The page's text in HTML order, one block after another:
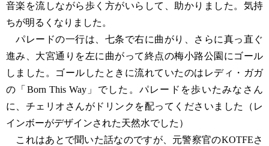
音楽を流しながら歩く方がいらして、助かりました。気持
ちが明るくなりました。
パレードの一行は、七条で右に曲がり、さらに真っ直ぐ
進み、大宮通りを左に曲がって終点の梅小路公園にゴール
しました。ゴールしたときに流れていたのはレディ・ガガ
の「Born This Way」でした。パレードを歩いたみなさん
に、チェリオさんがドリンクを配ってくださいました（レ
インボーがデザインされた天然水でした）
これはあとで聞いた話なのですが、元警察官のKOTFEさ